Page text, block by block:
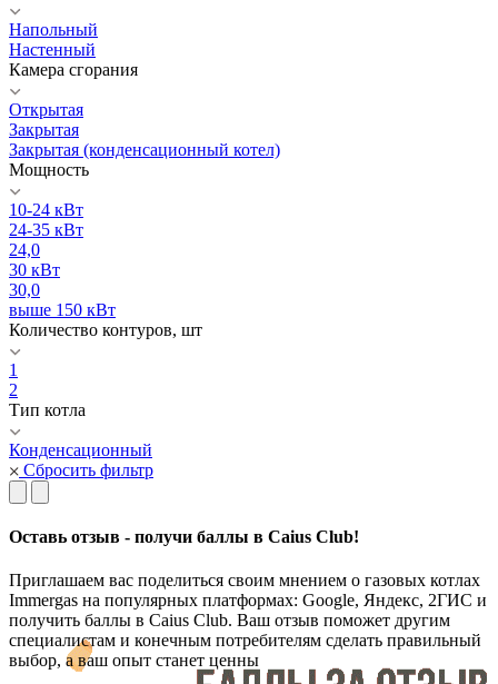
Напольный
Настенный
Камера сгорания
Открытая
Закрытая
Закрытая (конденсационный котел)
Мощность
10-24 кВт
24-35 кВт
24,0
30 кВт
30,0
выше 150 кВт
Количество контуров, шт
1
2
Тип котла
Конденсационный
Сбросить фильтр
Оставь отзыв - получи баллы в Caius Club!
Приглашаем вас поделиться своим мнением о газовых котлах
Immergas на популярных платформах: Google, Яндекс, 2ГИС и
получить баллы в Caius Club. Ваш отзыв поможет другим
специалистам и конечным потребителям сделать правильный
выбор, а ваш опыт станет ценны